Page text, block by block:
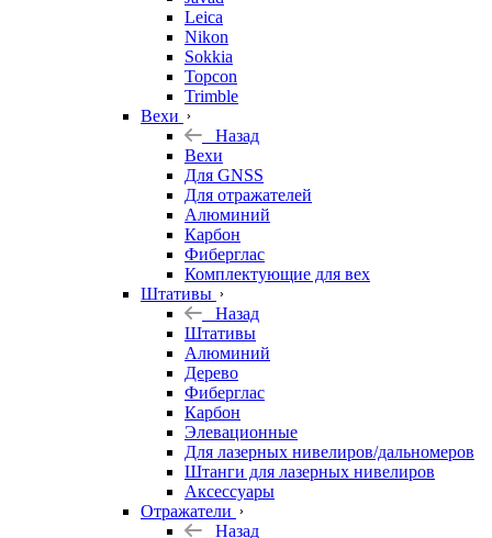
Leica
Nikon
Sokkia
Topcon
Trimble
Вехи
Назад
Вехи
Для GNSS
Для отражателей
Алюминий
Карбон
Фиберглас
Комплектующие для вех
Штативы
Назад
Штативы
Алюминий
Дерево
Фиберглас
Карбон
Элевационные
Для лазерных нивелиров/дальномеров
Штанги для лазерных нивелиров
Аксессуары
Отражатели
Назад